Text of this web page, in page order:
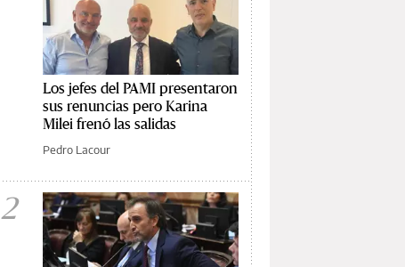
Los jefes del PAMI presentaron
sus renuncias pero Karina
Milei frenó las salidas
Pedro Lacour
2